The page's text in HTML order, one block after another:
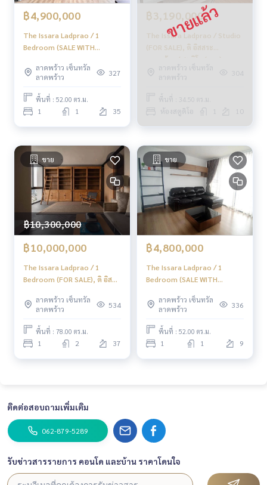
฿4,900,000
The Issara Ladprao / 1
Bedroom (SALE WITH
1 ห้องนอน (ขายพร้อมผู้เช่า)
PINP096
ลาดพร้าว เซ็นทรัล
ลาดพร้าว
327
พื้นที่ : 52.00 ตร.ม.
1 1 35
฿3,190,000
The Issara Ladprao / Studio
(FOR SALE), ดิ อิสสระ
ลาดพร้าว / สตูดิโอ (ขาย)
ML196ลาดพร้าว เซ็นทรัล
ลาดพร้าว
304
พื้นที่ : 34.50 ตร.ม.
ห้องสตูดิโอ 1 10
ขาย
฿10,300,000
฿10,000,000
The Issara Ladprao / 1
Bedroom (FOR SALE), ดิ อิส
(ขาย) PINP126
ลาดพร้าว เซ็นทรัล
ลาดพร้าว
534
พื้นที่ : 78.00 ตร.ม.
1 2 37
ขาย
฿4,800,000
The Issara Ladprao / 1
Bedroom (SALE WITH
1 ห้องนอน (ขายพร้อมผู้เช่า)
ML041
ลาดพร้าว เซ็นทรัล
ลาดพร้าว
336
พื้นที่ : 52.00 ตร.ม.
1 1 9
ติดต่อสอบถามเพิ่มเติม
062-879-5289
รับข่าวสารรายการ คอนโด และบ้าน ราคาโดนใจ